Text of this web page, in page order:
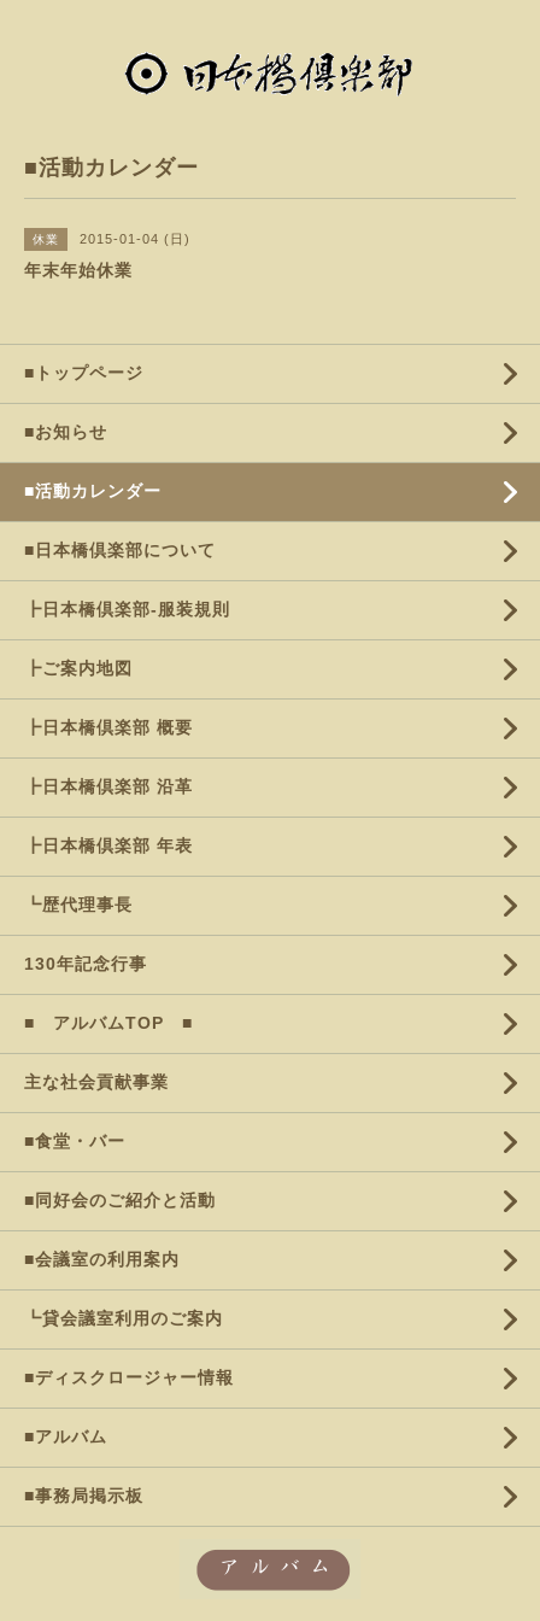
■活動カレンダー
休業 2015-01-04 (日)
年末年始休業
■トップページ
■お知らせ
■活動カレンダー
■日本橋倶楽部について
┣日本橋倶楽部-服装規則
┣ご案内地図
┣日本橋倶楽部 概要
┣日本橋倶楽部 沿革
┣日本橋倶楽部 年表
┗歴代理事長
130年記念行事
■ アルバムTOP ■
主な社会貢献事業
■食堂・バー
■同好会のご紹介と活動
■会議室の利用案内
┗貸会議室利用のご案内
■ディスクロージャー情報
■アルバム
■事務局掲示板